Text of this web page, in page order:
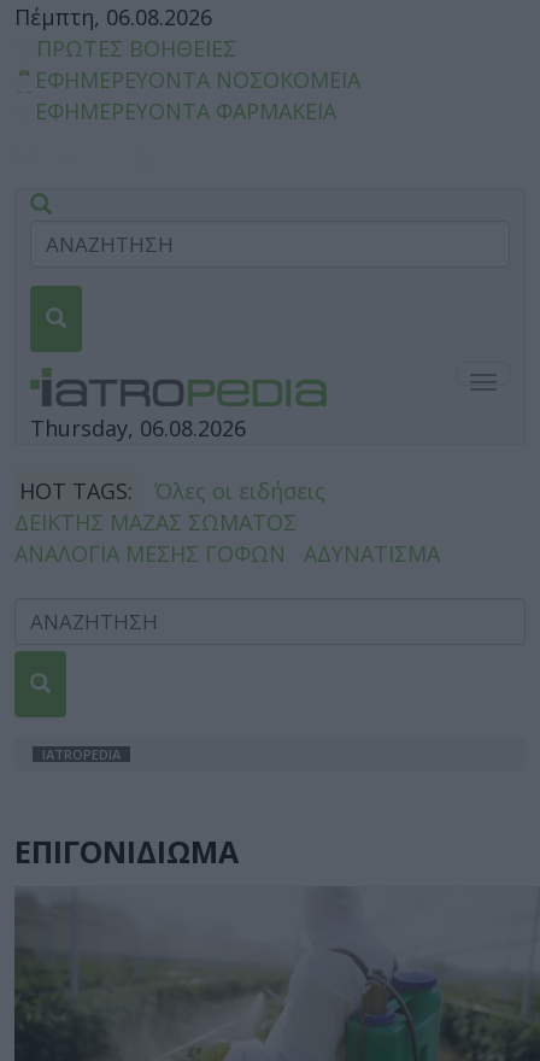
Πέμπτη, 06.08.2026
ΠΡΩΤΕΣ ΒΟΗΘΕΙΕΣ
ΕΦΗΜΕΡΕΥΟΝΤΑ ΝΟΣΟΚΟΜΕΙΑ
ΕΦΗΜΕΡΕΥΟΝΤΑ ΦΑΡΜΑΚΕΙΑ
Thursday, 06.08.2026
HOT TAGS:
Όλες οι ειδήσεις
ΔΕΙΚΤΗΣ ΜΑΖΑΣ ΣΩΜΑΤΟΣ
ΑΝΑΛΟΓΙΑ ΜΕΣΗΣ ΓΟΦΩΝ
ΑΔΥΝΑΤΙΣΜΑ
IATROPEDIA
ΕΠΙΓΟΝΙΔΙΩΜΑ